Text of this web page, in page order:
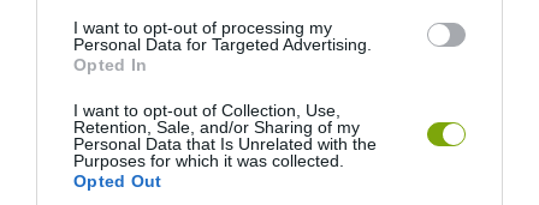
I want to opt-out of processing my
Personal Data for Targeted Advertising.
Opted In
I want to opt-out of Collection, Use,
Retention, Sale, and/or Sharing of my
Personal Data that Is Unrelated with the
Purposes for which it was collected.
Opted Out
Egyszerű jelenlét: néha elég annyi, hogy csendben ott vagy, és
nem hagyod magára.
Ha szükséges, távolíts el zavaró ingereket
fényt, halkítsd le a zajt, tedd félre, ami zavaró lehet.